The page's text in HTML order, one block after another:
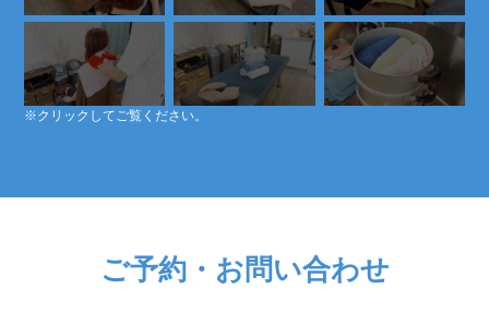
※クリックしてご覧ください。
ご予約・お問い合わせ